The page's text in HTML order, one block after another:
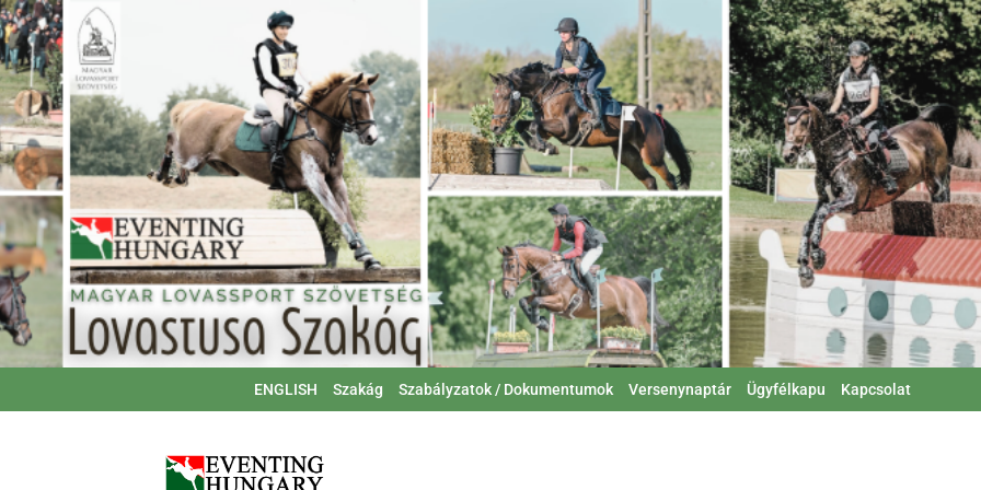
ENGLISH Szakág Szabályzatok / Dokumentumok Versenynaptár Ügyfélkapu Kapcsolat